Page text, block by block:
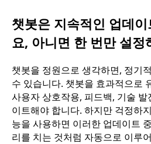
챗봇은 지속적인 업데
요, 아니면 한 번만 설정
챗봇을 정원으로 생각하면, 정기
수 있습니다. 챗봇을 효과적으로
사용자 상호작용, 피드백, 기술
이트해야 합니다. 하지만 걱정하
능을 사용하면 이러한 업데이트
리를 치는 것처럼 자동으로 이루